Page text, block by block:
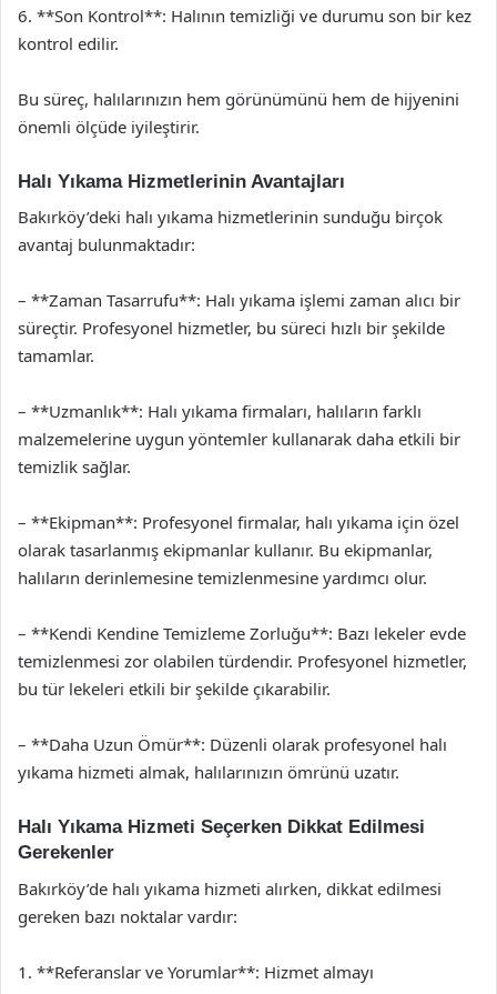
6. **Son Kontrol**: Halının temizliği ve durumu son bir kez
kontrol edilir.
Bu süreç, halılarınızın hem görünümünü hem de hijyenini
önemli ölçüde iyileştirir.
Halı Yıkama Hizmetlerinin Avantajları
Bakırköy’deki halı yıkama hizmetlerinin sunduğu birçok
avantaj bulunmaktadır:
– **Zaman Tasarrufu**: Halı yıkama işlemi zaman alıcı bir
süreçtir. Profesyonel hizmetler, bu süreci hızlı bir şekilde
tamamlar.
– **Uzmanlık**: Halı yıkama firmaları, halıların farklı
malzemelerine uygun yöntemler kullanarak daha etkili bir
temizlik sağlar.
– **Ekipman**: Profesyonel firmalar, halı yıkama için özel
olarak tasarlanmış ekipmanlar kullanır. Bu ekipmanlar,
halıların derinlemesine temizlenmesine yardımcı olur.
– **Kendi Kendine Temizleme Zorluğu**: Bazı lekeler evde
temizlenmesi zor olabilen türdendir. Profesyonel hizmetler,
bu tür lekeleri etkili bir şekilde çıkarabilir.
– **Daha Uzun Ömür**: Düzenli olarak profesyonel halı
yıkama hizmeti almak, halılarınızın ömrünü uzatır.
Halı Yıkama Hizmeti Seçerken Dikkat Edilmesi
Gerekenler
Bakırköy’de halı yıkama hizmeti alırken, dikkat edilmesi
gereken bazı noktalar vardır:
1. **Referanslar ve Yorumlar**: Hizmet almayı